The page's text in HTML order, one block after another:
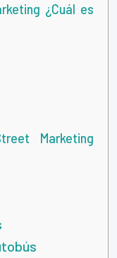
¿Cuál es
Marketing